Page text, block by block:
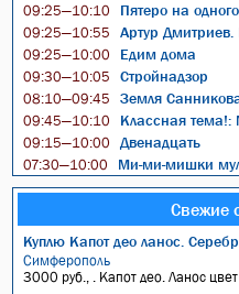
09:25—10:10 Пятеро на одного
09:25—10:55 Артур
09:25—10:00 Едим дома
09:30—10:05 Стройнадзор
08:10—09:45 Земля
09:45—10:10 Классная
09:15—10:00 Двенадцать
07:30—10:00 Ми-ми-мишки
Свежие
Куплю Капот део ланос.
Симферополь
3000 руб., . Капот део. Ланос